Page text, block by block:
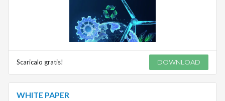
Scaricalo gratis! DOWNLOAD
WHITE PAPER